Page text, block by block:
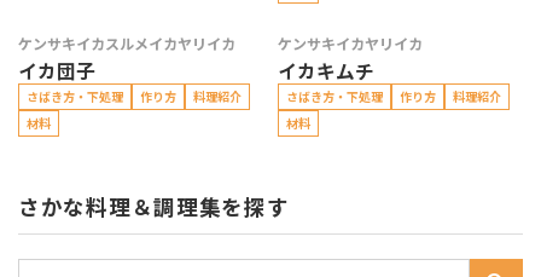
ケンサキイカスルメイカヤリイカ
イカ団子
さばき方・下処理 作り方
料理紹介
材料
ケンサキイカヤリイカ
イカキムチ
さばき方・下処理 作り方
料理紹介
材料
さかな料理＆調理集を探す